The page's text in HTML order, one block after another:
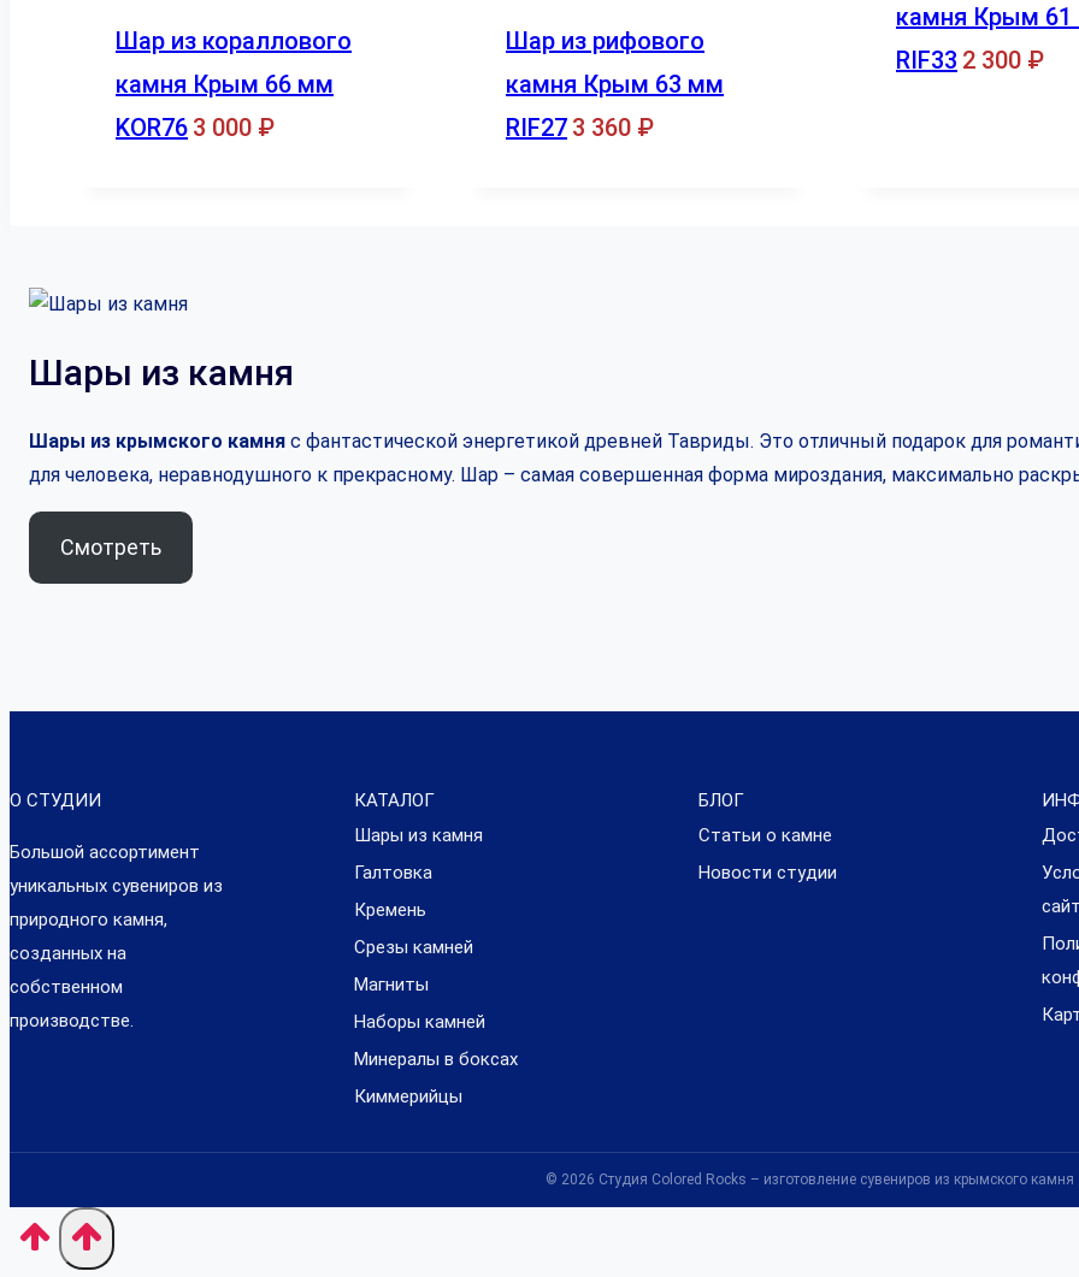
Шар из кораллового
камня Крым 66 мм
KOR76 3 000 ₽
Шар из рифового
камня Крым 63 мм
RIF27 3 360 ₽
камня Крым
RIF33 2 300 ₽
Шары из камня
Шары из крымского камня с фантастической энергетикой древней Тавриды. Это отличный подарок для
для человека, неравнодушного к прекрасному. Шар – самая совершенная форма мироздания, максимально
Смотреть
О СТУДИИ
Большой ассортимент
уникальных сувениров из
природного камня,
созданных на
собственном
производстве.
КАТАЛОГ
Шары из камня
Галтовка
Кремень
Срезы камней
Магниты
Наборы камней
Минералы в боксах
Киммерийцы
БЛОГ
Статьи о камне
Новости студии
© 2026 Студия Colored Rocks – изготовление сувениров из крымского камня